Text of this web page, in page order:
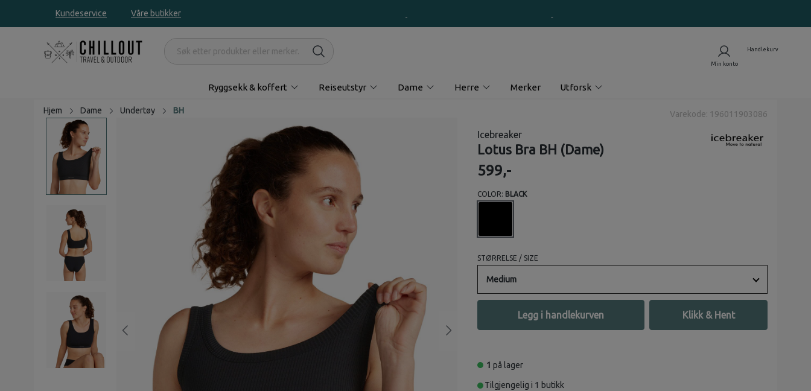
Kundeservice Våre butikker
Ryggsekk & koffert Reiseutstyr Dame Herre Merker Utforsk
Hjem Dame Undertøy BH Varekode: 196011903086
Icebreaker
Lotus Bra BH (Dame)
599,-
COLOR: BLACK
STØRRELSE / SIZE
Medium
Legg i handlekurven Klikk & Hent
1 på lager
Tilgjengelig i 1 butikk